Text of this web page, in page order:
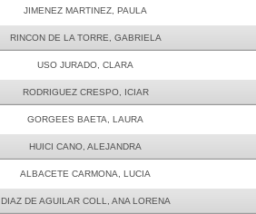
JIMENEZ MARTINEZ, PAULA
RINCON DE LA TORRE, GABRIELA
USO JURADO, CLARA
RODRIGUEZ CRESPO, ICIAR
GORGEES BAETA, LAURA
HUICI CANO, ALEJANDRA
ALBACETE CARMONA, LUCIA
DIAZ DE AGUILAR COLL, ANA LORENA